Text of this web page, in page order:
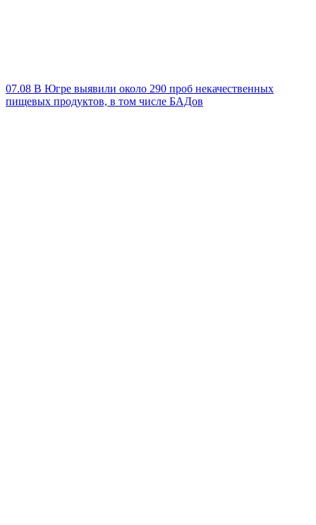
07.08 В Югре выявили около 290 проб некачественных
пищевых продуктов, в том числе БАДов